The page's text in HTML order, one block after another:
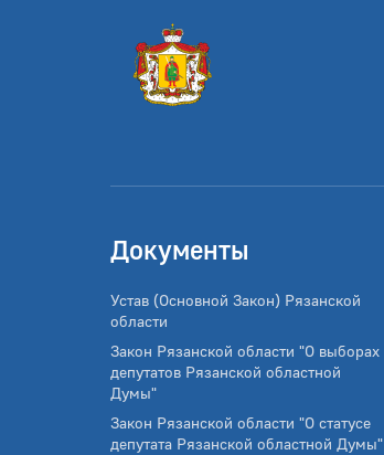
Документы
Устав (Основной Закон) Рязанской
области
Закон Рязанской области "О выборах
депутатов Рязанской областной
Думы"
Закон Рязанской области "О статусе
депутата Рязанской областной Думы"